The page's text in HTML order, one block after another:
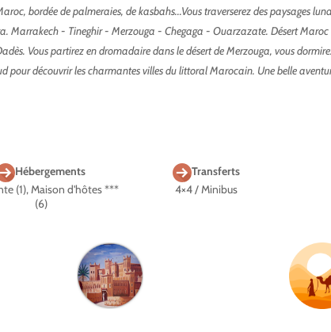
bordée de palmeraies, de kasbahs...Vous traverserez des paysages
Marrakech - Tineghir - Merzouga - Chegaga - Ouarzazate. Désert
Vous partirez en dromadaire dans le désert de Merzouga, vous
pour découvrir les charmantes villes du littoral Marocain. Une belle
Hébergements
(1), Maison d'hôtes ***
(6)
Transferts
4×4 / Minibus